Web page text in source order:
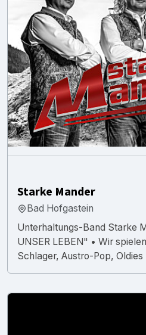
Starke Mander
Bad Hofgastein
Unterhaltungs-Band Starke
UNSER LEBEN" • Wir
Schlager, Austro-Pop,